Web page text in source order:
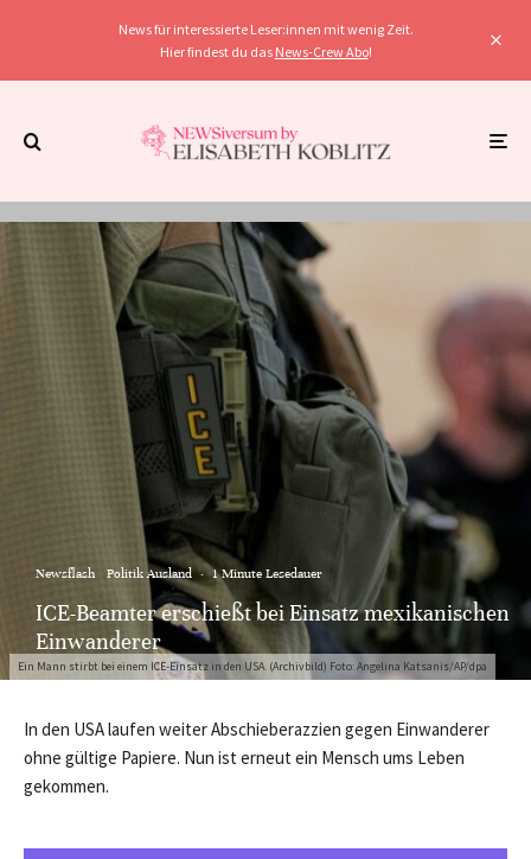
News für interessierte Leser:innen mit wenig Zeit.
Hier findest du das News-Crew Abo!
Ein Mann stirbt bei einem ICE-Einsatz in den USA. (Archivbild) Foto: Angelina Katsanis/AP/dpa
Newsflash Politik Ausland · 1 Minute Lesedauer
ICE-Beamter erschießt bei Einsatz mexikanischen
Einwanderer
In den USA laufen weiter Abschieberazzien gegen Einwanderer
ohne gültige Papiere. Nun ist erneut ein Mensch ums Leben
gekommen.